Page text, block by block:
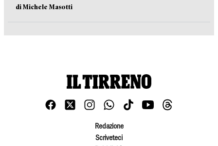
di Michele Masotti
Redazione
Scriveteci